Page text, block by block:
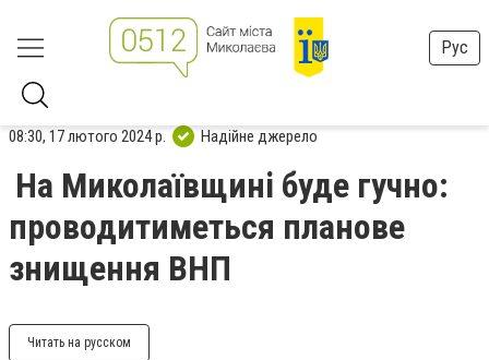
Рус
08:30, 17 лютого 2024 р. Надійне джерело
На Миколаївщині буде гучно:
проводитиметься планове
знищення ВНП
Читать на русском